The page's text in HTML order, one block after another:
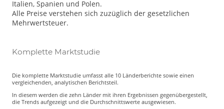
Italien, Spanien und Polen.
Alle Preise verstehen sich zuzüglich der gesetzlichen
Mehrwertsteuer.
Komplette Marktstudie
Die komplette Marktstudie umfasst alle 10 Länderberichte sowie einen
vergleichenden, analytischen Berichtsteil.
In diesem werden die zehn Länder mit ihren Ergebnissen gegenübergestellt,
die Trends aufgezeigt und die Durchschnittswerte ausgewiesen.